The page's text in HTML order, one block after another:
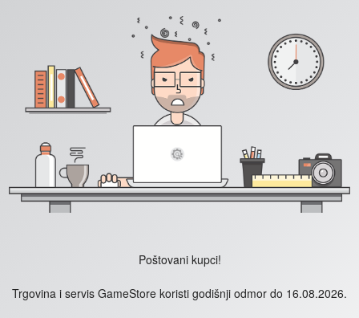
Poštovani kupci!
Trgovina i servis GameStore koristi godišnji odmor do 16.08.2026.